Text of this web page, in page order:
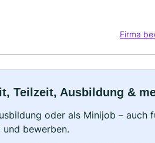
Firma
Teilzeit, Ausbildung &
oder als Minijob – auch
bewerben.